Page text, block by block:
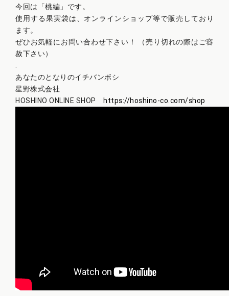
今回は「桃編」です。
使用する果実袋は、オンラインショップ等で販売しており
ます。
ぜひお気軽にお問い合わせ下さい！ （売り切れの際はご容
赦下さい）
あなたのとなりのイチバンボシ
星野株式会社
HOSHINO ONLINE SHOP https://hoshino-co.com/shop​​